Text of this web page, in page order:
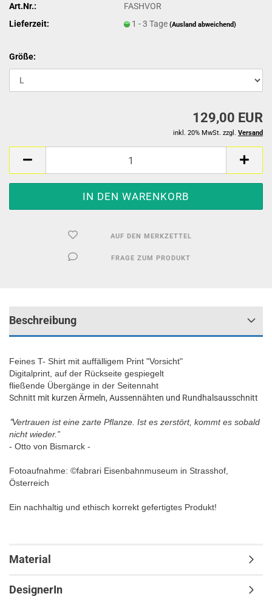
Art.Nr.:
FASHVOR
Lieferzeit:
1 - 3 Tage(Ausland abweichend)
Größe:
129,00 EUR
inkl. 20% MwSt. zzgl. Versand
AUF DEN MERKZETTEL
FRAGE ZUM PRODUKT
Beschreibung
Feines T- Shirt mit auffälligem Print "Vorsicht"
Digitalprint, auf der Rückseite gespiegelt
fließende Übergänge in der Seitennaht
Schnitt mit kurzen Ärmeln, Aussennähten und Rundhalsausschnitt
“Vertrauen ist eine zarte Pflanze. Ist es zerstört, kommt es sobald
nicht wieder.”
- Otto von Bismarck -
Fotoaufnahme: ©fabrari Eisenbahnmuseum in Strasshof,
Österreich
Ein nachhaltig und ethisch korrekt gefertigtes Produkt!
Material
DesignerIn